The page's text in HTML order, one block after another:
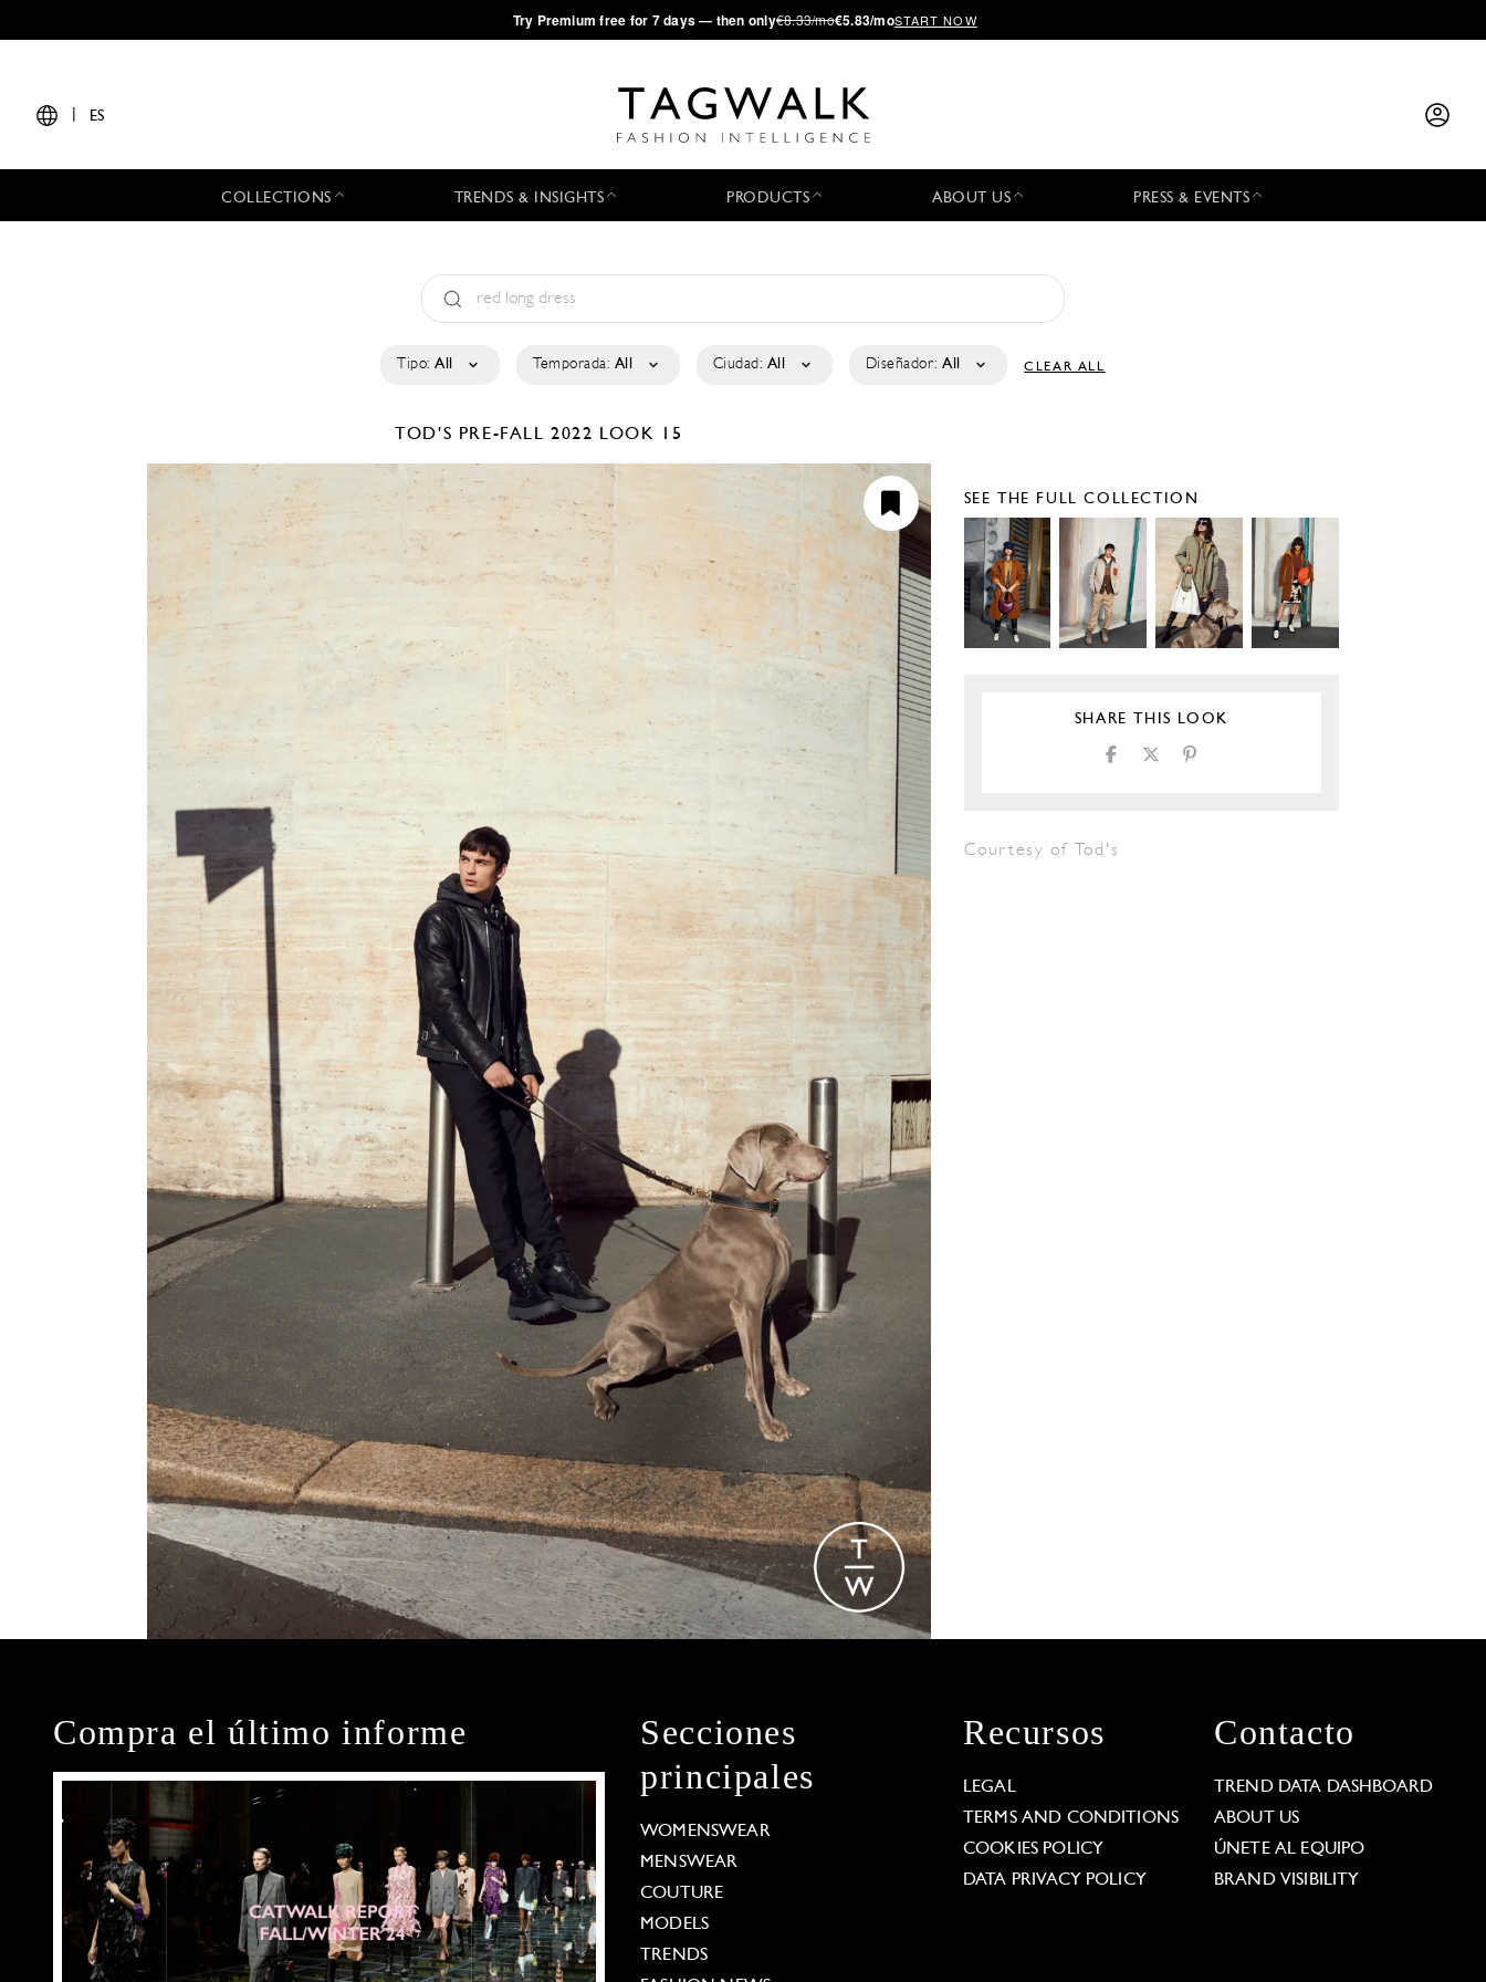
·Try Premium free for 7 days — then only€8.33/mo€5.83/moSTART NOW
ES
COLLECTIONS TRENDS & INSIGHTS PRODUCTS ABOUT US PRESS & EVENTS
Tipo: All Temporada: All Ciudad: All Diseñador: All CLEAR ALL
TOD'S PRE-FALL 2022 LOOK 15
SEE THE FULL COLLECTION
SHARE THIS LOOK
Courtesy of Tod's
Compra el último informe
Secciones
principales
WOMENSWEAR
MENSWEAR
COUTURE
MODELS
TRENDS
Recursos
LEGAL
TERMS AND CONDITIONS
COOKIES POLICY
DATA PRIVACY POLICY
Contacto
TREND DATA DASHBOARD
ABOUT US
ÚNETE AL EQUIPO
BRAND VISIBILITY